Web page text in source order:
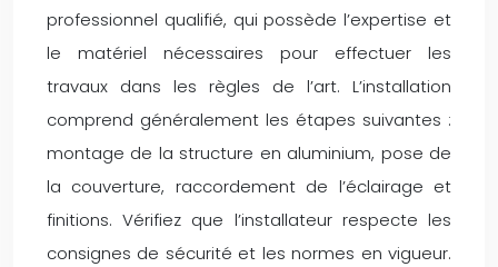
professionnel qualifié, qui possède l’expertise et
le matériel nécessaires pour effectuer les
travaux dans les règles de l’art. L’installation
comprend généralement les étapes suivantes :
montage de la structure en aluminium, pose de
la couverture, raccordement de l’éclairage et
finitions. Vérifiez que l’installateur respecte les
consignes de sécurité et les normes en vigueur.